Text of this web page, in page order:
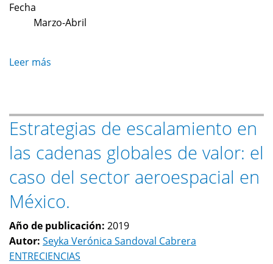
de
Fecha
Marzo-Abril
Leer más
la
estrategia
neoliberal
la
propuesta
nuevo
gobierno
Estrategias de escalamiento en
las cadenas globales de valor: el
caso del sector aeroespacial en
México.
Año de publicación: 2019
Autor: Seyka Verónica Sandoval Cabrera
ENTRECIENCIAS